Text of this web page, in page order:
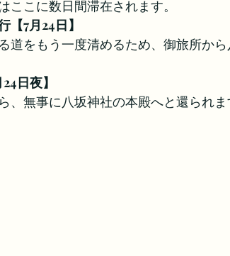
ここに数日間滞在されます。
7月24日】
道をもう一度清めるため、御旅所か
日夜】
、無事に八坂神社の本殿へと還られま